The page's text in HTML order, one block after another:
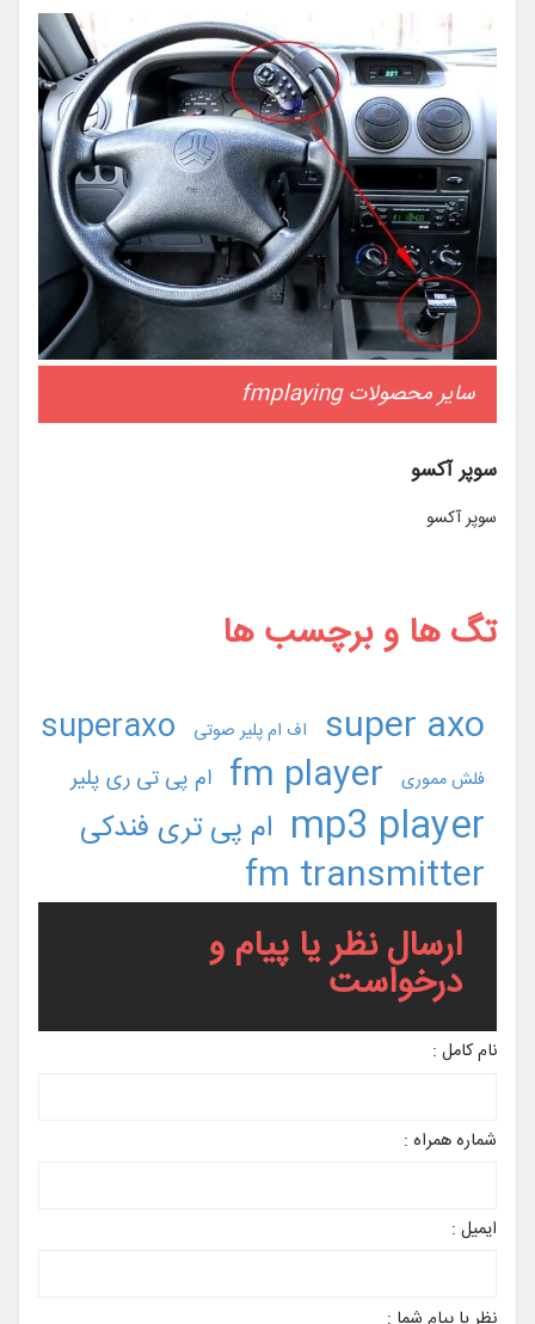
سایر محصولات fmplaying
سوپر آکسو
سوپر آکسو
تگ ها و برچسب ها
super axo
اف ام پلیر صوتی superaxo
فلش مموری fm player ام پی تی ری پلیر
mp3 player ام پی تری فندکی
fm transmitter
ارسال نظر یا پیام و
درخواست
نام کامل :
شماره همراه :
ایمیل :